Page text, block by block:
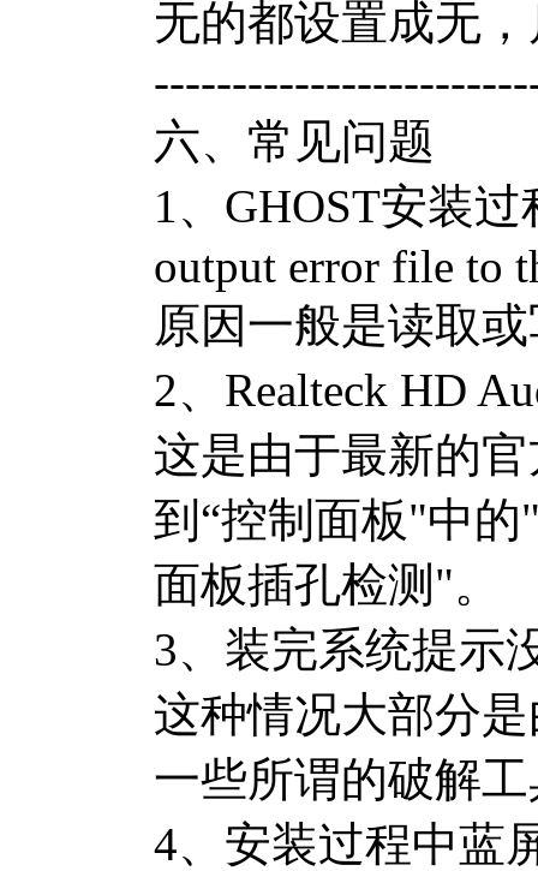
无的都设置成无
六、常见问题
1、GHOST安装
output error file to
原因一般是读取
2、Realteck HD
这是由于最新的
到“控制面板"中
面板插孔检测"。
3、装完系统提示
这种情况大部分
一些所谓的破解
4、安装过程中蓝